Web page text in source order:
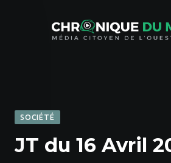
SOCIÉTÉ
JT du 16 Avril